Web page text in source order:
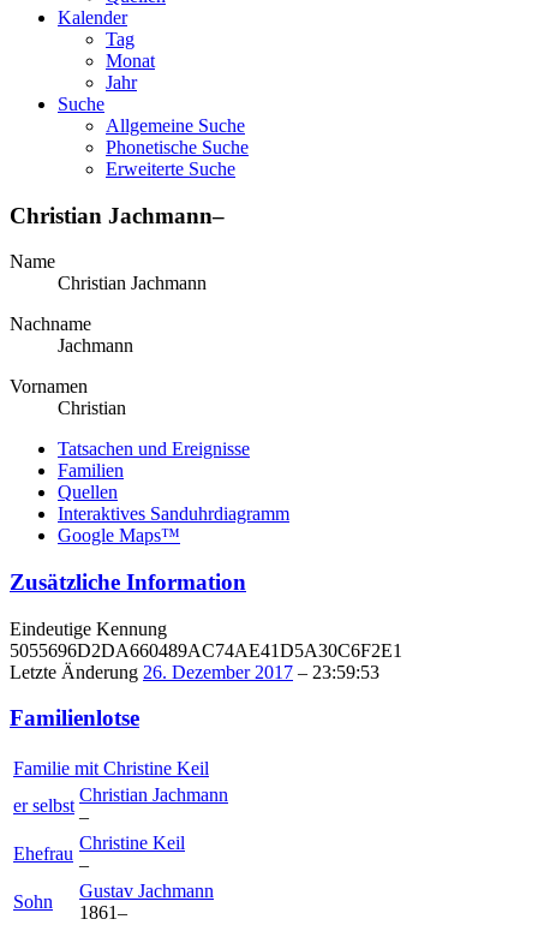
Kalender
Tag
Monat
Jahr
Suche
Allgemeine Suche
Phonetische Suche
Erweiterte Suche
Christian Jachmann–
Name
Christian Jachmann
Nachname
Jachmann
Vornamen
Christian
Tatsachen und Ereignisse
Familien
Quellen
Interaktives Sanduhrdiagramm
Google Maps™
Zusätzliche Information
Eindeutige Kennung
5055696D2DA660489AC74AE41D5A30C6F2E1
Letzte Änderung 26. Dezember 2017 – 23:59:53
Familienlotse
Familie mit Christine Keil
er selbst
Christian Jachmann
–
Ehefrau
Christine Keil
–
Sohn
Gustav Jachmann
1861–